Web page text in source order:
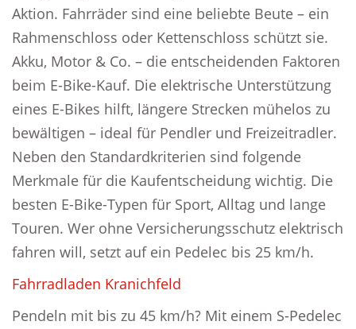
Aktion. Fahrräder sind eine beliebte Beute – ein
Rahmenschloss oder Kettenschloss schützt sie.
Akku, Motor & Co. – die entscheidenden Faktoren
beim E-Bike-Kauf. Die elektrische Unterstützung
eines E-Bikes hilft, längere Strecken mühelos zu
bewältigen – ideal für Pendler und Freizeitradler.
Neben den Standardkriterien sind folgende
Merkmale für die Kaufentscheidung wichtig. Die
besten E-Bike-Typen für Sport, Alltag und lange
Touren. Wer ohne Versicherungsschutz elektrisch
fahren will, setzt auf ein Pedelec bis 25 km/h.
Fahrradladen Kranichfeld
Pendeln mit bis zu 45 km/h? Mit einem S-Pedelec